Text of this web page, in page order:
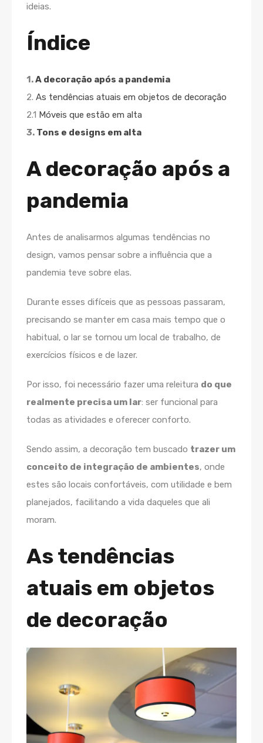
ideias.
Índice
1.A decoração após a pandemia
2. As tendências atuais em objetos de decoração
2.1 Móveis que estão em alta
3. Tons e designs em alta
A decoração após a
pandemia
Antes de analisarmos algumas tendências no
design, vamos pensar sobre a influência que a
pandemia teve sobre elas.
Durante esses difíceis que as pessoas passaram,
precisando se manter em casa mais tempo que o
habitual, o lar se tornou um local de trabalho, de
exercícios físicos e de lazer.
Por isso, foi necessário fazer uma releitura do que
realmente precisa um lar: ser funcional para
todas as atividades e oferecer conforto.
Sendo assim, a decoração tem buscado trazer um
conceito de integração de ambientes, onde
estes são locais confortáveis, com utilidade e bem
planejados, facilitando a vida daqueles que ali
moram.
As tendências
atuais em objetos
de decoração